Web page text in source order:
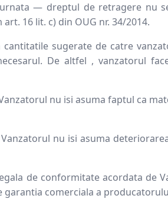
— dreptul de retragere nu
16 lit. c) din OUG nr. 34/2014.
cantitatile sugerate de catre
De altfel , vanzatorul
nu isi asuma faptul ca
nu isi asuma
de conformitate acordata de
garantia comerciala a